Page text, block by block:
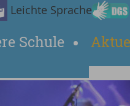
Leichte Sprache
Schule